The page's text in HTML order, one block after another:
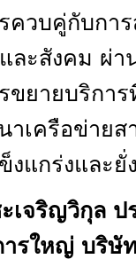
ควบคู่กับกา
ะสังคม ผ่า
ยายบริกา
ครือข่ายส
งแกร่งและยั่
เจริญวิกุล ป
รใหญ่ บริษั